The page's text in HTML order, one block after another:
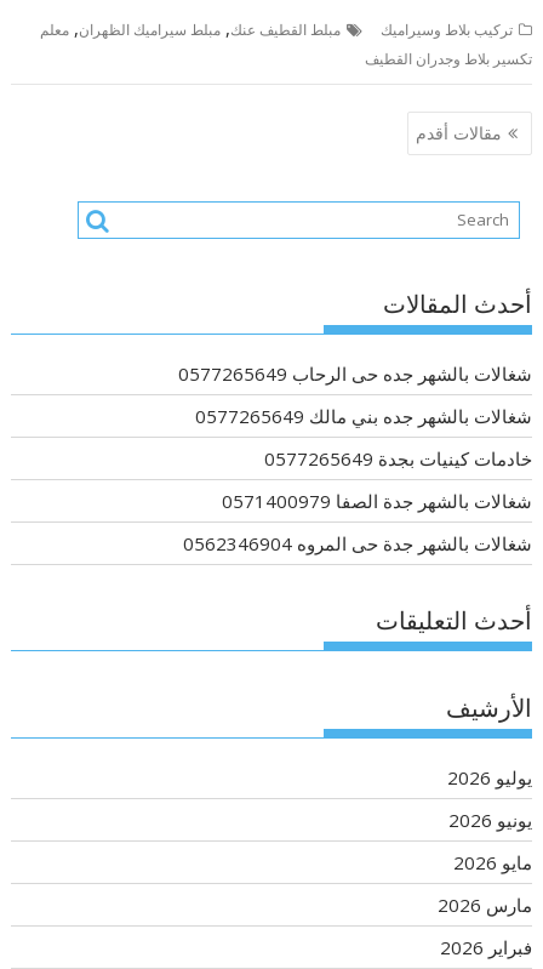
تركيب بلاط وسيراميك مبلط القطيف عنك,مبلط سيراميك الظهران,معلم
تكسير بلاط وجدران القطيف
تصفّح
المقالات
مقالات أقدم
أحدث المقالات
شغالات بالشهر جده حى الرحاب 0577265649
شغالات بالشهر جده بني مالك 0577265649
خادمات كينيات بجدة 0577265649
شغالات بالشهر جدة الصفا 0571400979
شغالات بالشهر جدة حى المروه 0562346904
أحدث التعليقات
الأرشيف
يوليو 2026
يونيو 2026
مايو 2026
مارس 2026
فبراير 2026